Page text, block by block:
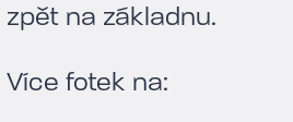
zpět na základnu.
Více fotek na: